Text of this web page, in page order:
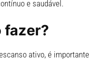
e saudável.
fazer?
ativo, é importante